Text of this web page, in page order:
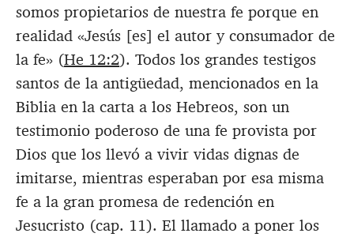
somos propietarios de nuestra fe porque en
realidad «Jesús [es] el autor y consumador de
la fe» (He 12:2). Todos los grandes testigos
santos de la antigüedad, mencionados en la
Biblia en la carta a los Hebreos, son un
testimonio poderoso de una fe provista por
Dios que los llevó a vivir vidas dignas de
imitarse, mientras esperaban por esa misma
fe a la gran promesa de redención en
Jesucristo (cap. 11). El llamado a poner los